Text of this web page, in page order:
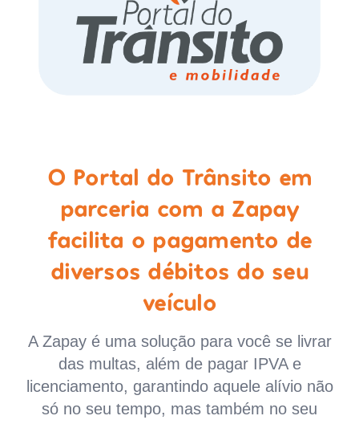
O Portal do Trânsito em
parceria com a Zapay
facilita o pagamento de
diversos débitos do seu
veículo
A Zapay é uma solução para você se livrar
das multas, além de pagar IPVA e
licenciamento, garantindo aquele alívio não
só no seu tempo, mas também no seu